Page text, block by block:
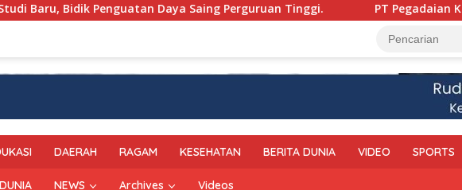
Perguruan Tinggi. PT Pegadaian Kanwil VI SulSelBarRa Maluku
DAERAH RAGAM KESEHATAN BERITA DUNIA VIDEO SPORTS
NEWS Archives Videos